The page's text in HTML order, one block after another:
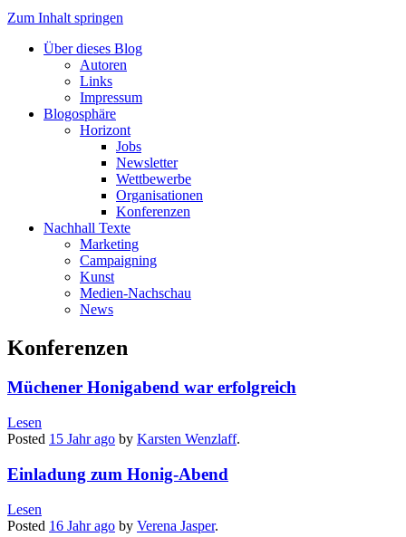
Zum Inhalt springen
Über dieses Blog
Autoren
Links
Impressum
Blogosphäre
Horizont
Jobs
Newsletter
Wettbewerbe
Organisationen
Konferenzen
Nachhall Texte
Marketing
Campaigning
Kunst
Medien-Nachschau
News
Konferenzen
Müchener Honigabend war erfolgreich
Lesen
Posted 15 Jahrago by Karsten Wenzlaff.
Einladung zum Honig-Abend
Lesen
Posted 16 Jahrago by Verena Jasper.